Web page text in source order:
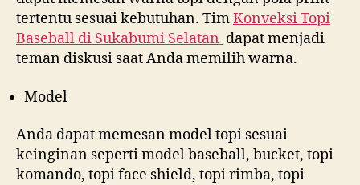
tertentu sesuai kebutuhan. TimKonveksi Topi
Baseball di Sukabumi Selatan dapat menjadi
teman diskusi saat Anda memilih warna.
Model
Anda dapat memesan model topi sesuai
keinginan seperti model baseball, bucket, topi
komando, topi face shield, topi rimba, topi